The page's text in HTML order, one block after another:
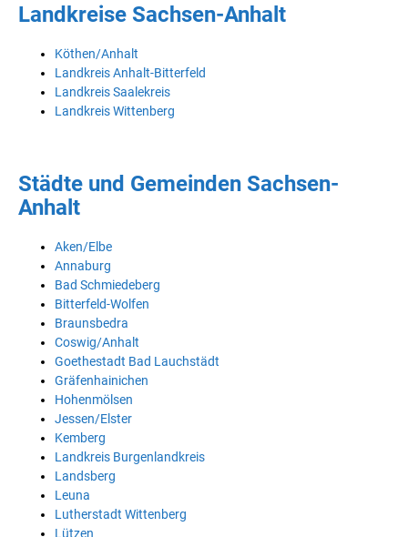
Landkreise Sachsen-Anhalt
Köthen/Anhalt
Landkreis Anhalt-Bitterfeld
Landkreis Saalekreis
Landkreis Wittenberg
Städte und Gemeinden Sachsen-
Anhalt
Aken/Elbe
Annaburg
Bad Schmiedeberg
Bitterfeld-Wolfen
Braunsbedra
Coswig/Anhalt
Goethestadt Bad Lauchstädt
Gräfenhainichen
Hohenmölsen
Jessen/Elster
Kemberg
Landkreis Burgenlandkreis
Landsberg
Leuna
Lutherstadt Wittenberg
Lützen